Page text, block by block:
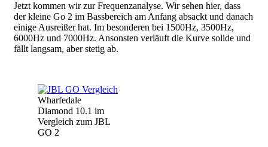
Jetzt kommen wir zur Frequenzanalyse. Wir sehen hier, dass
der kleine Go 2 im Bassbereich am Anfang absackt und danach
einige Ausreißer hat. Im besonderen bei 1500Hz, 3500Hz,
6000Hz und 7000Hz. Ansonsten verläuft die Kurve solide und
fällt langsam, aber stetig ab.
Wharfedale
Diamond 10.1 im
Vergleich zum JBL
GO 2